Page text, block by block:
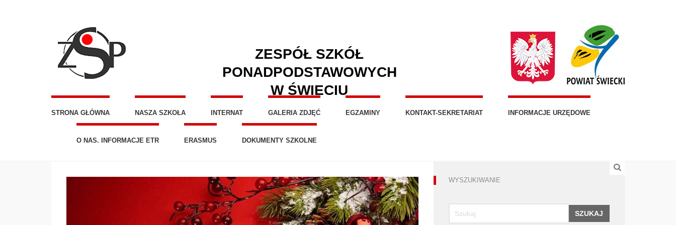
ZESPÓŁ SZKÓŁ
PONADPODSTAWOWYCH
W ŚWIECIU
STRONA GŁÓWNA NASZA SZKOŁA INTERNAT GALERIA ZDJĘĆ EGZAMINY KONTAKT-SEKRETARIAT INFORMACJE URZĘDOWE
O NAS. INFORMACJE ETR ERASMUS DOKUMENTY SZKOLNE
WYSZUKIWANIE
SZUKAJ